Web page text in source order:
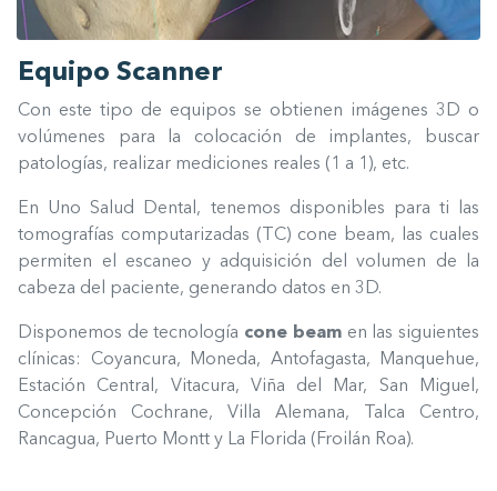
Equipo Scanner
Con este tipo de equipos se obtienen imágenes 3D o
volúmenes para la colocación de implantes, buscar
patologías, realizar mediciones reales (1 a 1), etc.
En Uno Salud Dental, tenemos disponibles para ti las
tomografías computarizadas (TC) cone beam, las cuales
permiten el escaneo y adquisición del volumen de la
cabeza del paciente, generando datos en 3D.
Disponemos de tecnología cone beamen las siguientes
clínicas: Coyancura, Moneda, Antofagasta, Manquehue,
Estación Central, Vitacura, Viña del Mar, San Miguel,
Concepción Cochrane, Villa Alemana, Talca Centro,
Rancagua, Puerto Montt y La Florida (Froilán Roa).